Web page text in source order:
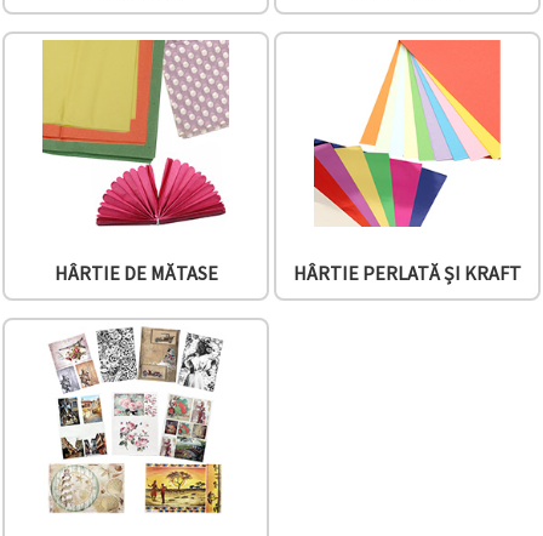
HÂRTIE DE MĂTASE HÂRTIE PERLATĂ ȘI KRAFT